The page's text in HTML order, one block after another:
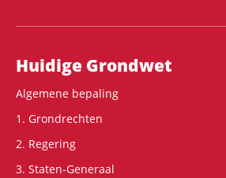
Hoofdnavigatie
Huidige Grondwet
Algemene bepaling
1. Grondrechten
2. Regering
3. Staten-Generaal